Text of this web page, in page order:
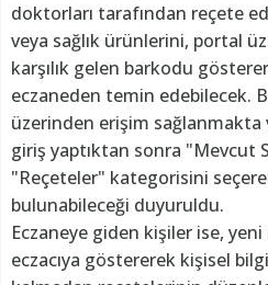
doktorları tarafından reçete
veya sağlık ürünlerini, portal
karşılık gelen barkodu
eczaneden temin edebilecek.
üzerinden erişim sağlanmakta
giriş yaptıktan sonra "Mevcut
"Reçeteler" kategorisini
bulunabileceği duyuruldu.
Eczaneye giden kişiler ise,
eczacıya göstererek kişisel